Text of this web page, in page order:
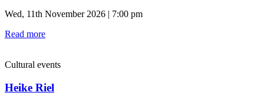
Wed, 11th November 2026 | 7:00 pm
Read more
Cultural events
Heike Riel